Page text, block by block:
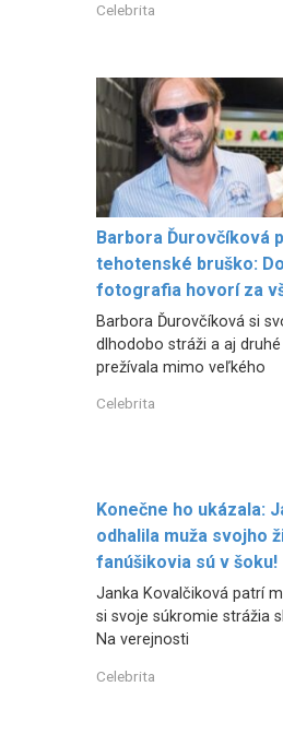
Celebrita
Barbora Ďurovčíková
tehotenské bruško:
fotografia hovorí za
Barbora Ďurovčíková si
dlhodobo stráži a aj
prežívala mimo veľkého
Celebrita
Konečne ho ukázala:
odhalila muža svojho
fanúšikovia sú v šoku!
Janka Kovalčiková patrí
si svoje súkromie strážia
Na verejnosti
Celebrita